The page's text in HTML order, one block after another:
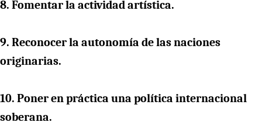
8. Fomentar la actividad artística.
9. Reconocer la autonomía de las naciones
originarias.
10. Poner en práctica una política internacional
soberana.